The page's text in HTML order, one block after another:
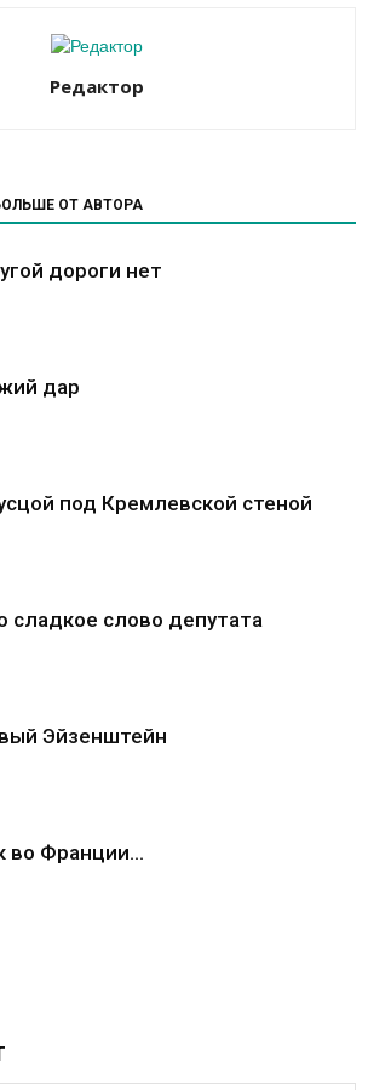
Редактор
ОТ АВТОРА
дороги нет
дар
под Кремлевской стеной
сладкое слово депутата
Эйзенштейн
во Франции…